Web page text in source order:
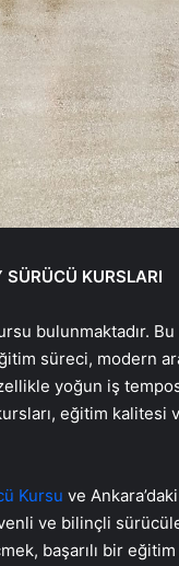
KURSLARI
bulunmaktadır.
süreci, modern
yoğun iş
eğitim
Kursu ve
ve bilinçli
başarılı bir